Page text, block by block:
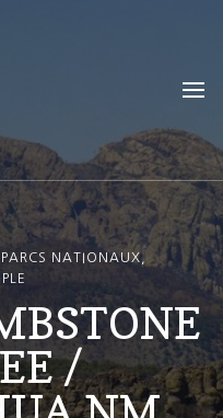
PARCS NATIONAUX
/